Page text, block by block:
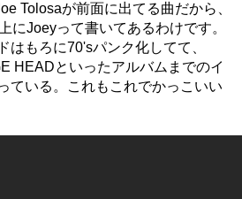
Tolosaが前面に出てる曲だから、
にJoeyって書いてあるわけです。
はもろに70'sパンク化してて、
HEADといったアルバムまでのイ
ている。これもこれでかっこいい